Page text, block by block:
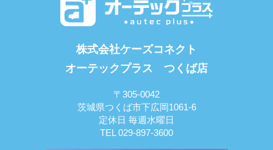
株式会社ケーズコネクト
オーテックプラス つくば店
〒305-0042
茨城県つくば市下広岡1061-6
定休日 毎週水曜日
TEL 029-897-3600